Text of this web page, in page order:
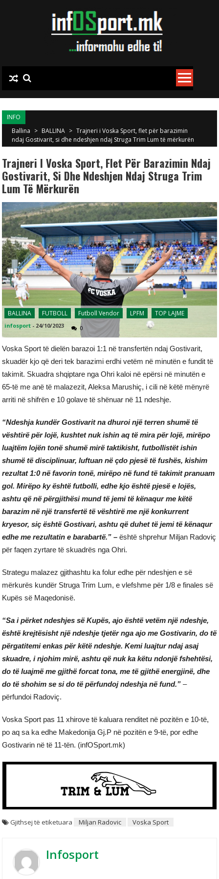
INFO
Ballina > BALLINA > Trajneri i Voska Sport, flet për barazimin
ndaj Gostivarit, si dhe ndeshjen ndaj Struga Trim Lum të mërkurën
Trajneri I Voska Sport, Flet Për Barazimin Ndaj
Gostivarit, Si Dhe Ndeshjen Ndaj Struga Trim
Lum Të Mërkurën
BALLINA FUTBOLL Futboll Vendor LPFM TOP LAJME
infosport - 24/10/2023 0
Voska Sport të dielën barazoi 1:1 në transfertën ndaj Gostivarit,
skuadër kjo që deri tek barazimi erdhi vetëm në minutën e fundit të
takimit. Skuadra shqiptare nga Ohri kaloi në epërsi në minutën e
65-të me anë të malazezit, Aleksa Marushiç, i cili në këtë mënyrë
arriti në shifrën e 10 golave të shënuar në 11 ndeshje.
“Ndeshja kundër Gostivarit na dhuroi një terren shumë të
vështirë për lojë, kushtet nuk ishin aq të mira për lojë, mirëpo
luajtëm lojën tonë shumë mirë taktikisht, futbollistët ishin
shumë të disciplinuar, luftuan në çdo pjesë të fushës, kishim
rezultat 1:0 në favorin tonë, mirëpo në fund të takimit pranuam
gol. Mirëpo ky është futbolli, edhe kjo është pjesë e lojës,
ashtu që në përgjithësi mund të jemi të kënaqur me këtë
barazim në një transfertë të vështirë me një konkurrent
kryesor, siç është Gostivari, ashtu që duhet të jemi të kënaqur
edhe me rezultatin e barabartë.” – është shprehur Miljan Radoviç
për faqen zyrtare të skuadrës nga Ohri.
Strategu malazez gjithashtu ka folur edhe për ndeshjen e së
mërkurës kundër Struga Trim Lum, e vlefshme për 1/8 e finales së
Kupës së Maqedonisë.
“Sa i përket ndeshjes së Kupës, ajo është vetëm një ndeshje,
është krejtësisht një ndeshje tjetër nga ajo me Gostivarin, do të
përgatitemi enkas për këtë ndeshje. Kemi luajtur ndaj asaj
skuadre, i njohim mirë, ashtu që nuk ka këtu ndonjë fshehtësi,
do të luajmë me gjithë forcat tona, me të gjithë energjinë, dhe
do të shohim se si do të përfundoj ndeshja në fund.” –
përfundoi Radoviç.
Voska Sport pas 11 xhirove të kaluara renditet në pozitën e 10-të,
po aq sa ka edhe Makedonija Gj.P në pozitën e 9-të, por edhe
Gostivarin në të 11-tën. (infOSport.mk)
Gjithsej të etiketuara Miljan Radovic Voska Sport
Infosport